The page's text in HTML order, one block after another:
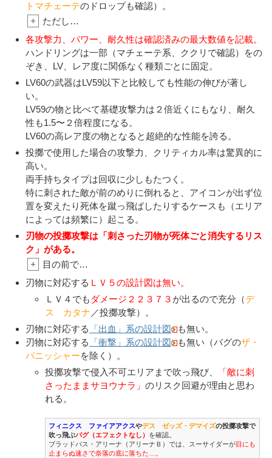
トマチェーテのドロップも確認）。
+
ただし…
各攻撃力、パワー、耐久性は確認済みの最大数値を記載。
ハンドリングは一部（マチェーテ系、ククリで確認）をの
ぞき、LV、レア度に関係なく種類ごとに固定。
LV60の武器はLV59以下と比較しても性能の伸びが著し
い。
LV59の物と比べて基礎攻撃力は２倍近くにもなり、耐久
性も1.5〜２倍程度になる。
LV60の高レア度の物となると超絶的な性能を誇る。
投擲で使用した場合の攻撃力、クリティカル率は驚異的に
高い。
両手持ちタイプは回収に少しもたつく。
特に刺された敵が前のめりに倒れると、アイコンが出ず位
置を変えたり死体を蹴っ飛ばしたりするケースも（エリア
によっては頻繁に）起こる。
刃物の投擲攻撃は「刺さった刃物が死体ごと消失するリス
ク」がある。
+
目の前で…
刃物に対応する ＬＶ５の設計図は無い。
ＬＶ４でも ダメージ２２３７３ が出るので充分（デ
ス カタナ ／投擲攻撃）。
刃物に対応する
「出血」系の設計図
も無い。
刃物に対応する
「衝撃」系の設計図 も無い（バグのザ・
パニッシャーを除く）。
投擲攻撃で侵入不可エリアまで吹っ飛び、
「敵に刺
さったままサヨウナラ」 のリスク回避が理由と思わ
れる。
フィニクス ファイアアクスやデス ゼッズ・デマイズの投擲攻撃で
吹っ飛ぶバグ（エフェクトなし） を確認。
ブラッドバス・アリーナ（アリーナＢ）では、スーサイダーが目にも
止まらぬ速さで奈落の底に落ちた…。